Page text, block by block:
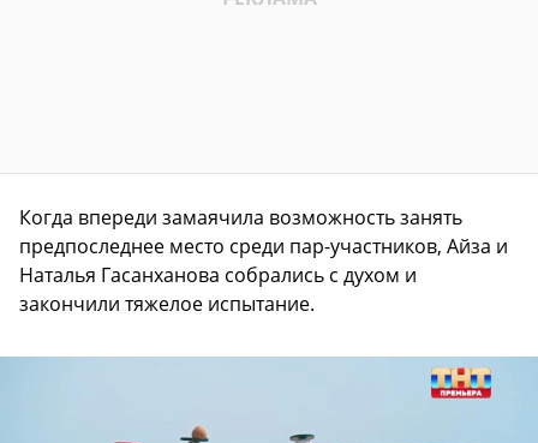
Когда впереди замаячила возможность занять
предпоследнее место среди пар-участников, Айза и
Наталья Гасанханова собрались с духом и
закончили тяжелое испытание.